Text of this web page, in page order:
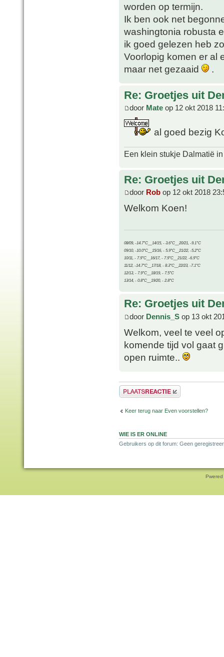
worden op termijn.
Ik ben ook net
washingtonia robusta
ik goed gelezen heb
Voorlopig komen er al
maar net gezaaid
.
Re: Groetjes uit
door Mate op 12 okt 2018
al goed bezig
Een klein stukje Dalmatië
Re: Groetjes uit
door Rob op 12 okt 2018
Welkom Koen!
08/09, -14.7°C__14/15, - 3.6°C__20/21, -9.1°C
09/10, -10.0°C__15/16, - 5.9°C__21/22, -5.2°C
10/11, - 7.9°C__16/17, - 7.9°C__21/22, -6.9°C
11/12, -14.7°C__17/18, - 8.3°C__22/23, -7.1°C
12/13, - 7.9°C__18/19, - 7.5°C
13/14, - 0.8°C__19/20, - 2.8°C
Re: Groetjes uit
door Dennis_S op 13 okt
Welkom, veel te veel
komende tijd vol gaat
open ruimte..
Plaats een reactie
Keer terug naar Even voorstellen?
WIE IS ER ONLINE
Gebruikers op dit forum: Geen